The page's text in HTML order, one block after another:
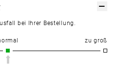
bei Ihrer Bestellung.
zu groß